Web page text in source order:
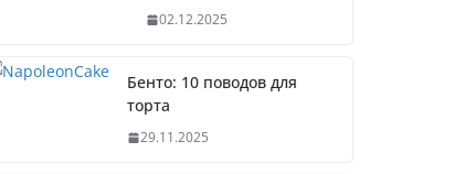
02.12.2025
Бенто: 10 поводов для
торта
29.11.2025